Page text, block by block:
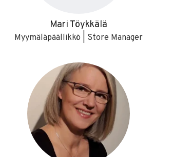
Mari Töykkälä
Myymäläpäällikkö | Store Manager